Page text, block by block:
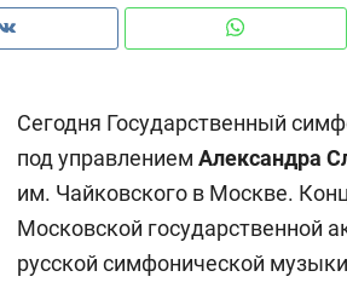
Сегодня Государственный
под управлением Александра
им. Чайковского в Москве.
Московской государственной
русской симфонической
в дикой
работа
и